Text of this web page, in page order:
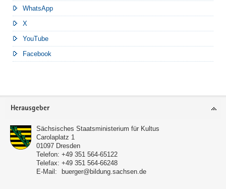
WhatsApp
X
YouTube
Facebook
Footer-
Herausgeber
Sächsisches Staatsministerium für Kultus
Carolaplatz 1
01097 Dresden
Telefon: +49 351 564-65122
Telefax: +49 351 564-66248
E-Mail:
buerger@bildung.sachsen.de